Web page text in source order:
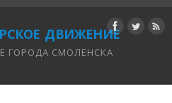
движение
ГОРОДА СМОЛЕНСКА